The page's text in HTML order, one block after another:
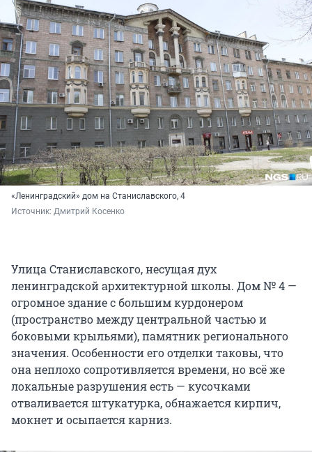
«Ленинградский» дом на Станиславского, 4
Источник: Дмитрий Косенко
Улица Станиславского, несущая дух
ленинградской архитектурной школы. Дом № 4 —
огромное здание с большим курдонером
(пространство между центральной частью и
боковыми крыльями), памятник регионального
значения. Особенности его отделки таковы, что
она неплохо сопротивляется времени, но всё же
локальные разрушения есть — кусочками
отваливается штукатурка, обнажается кирпич,
мокнет и осыпается карниз.